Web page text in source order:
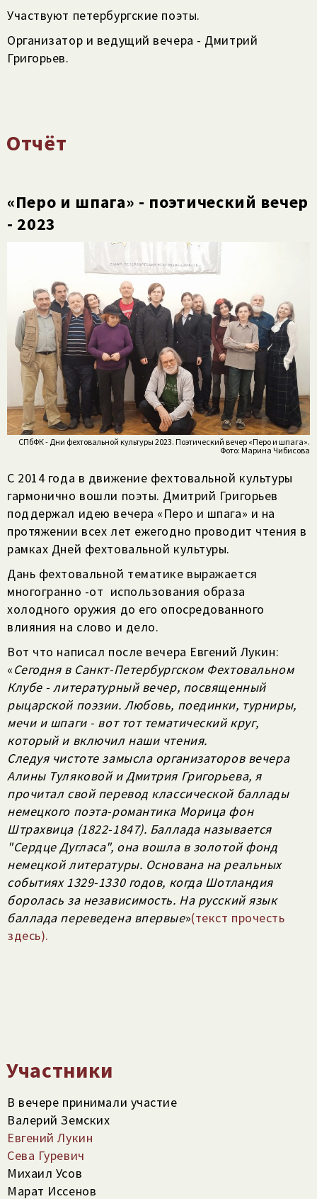
Участвуют петербургские поэты.
Организатор и ведущий вечера - Дмитрий
Григорьев.
Отчёт
«Перо и шпага» - поэтический вечер
- 2023
СПбФК - Дни фехтовальной культуры 2023. Поэтический вечер «Перо и шпага».
Фото: Марина Чибисова
С 2014 года в движение фехтовальной культуры
гармонично вошли поэты. Дмитрий Григорьев
поддержал идею вечера «Перо и шпага» и на
протяжении всех лет ежегодно проводит чтения в
рамках Дней фехтовальной культуры.
Дань фехтовальной тематике выражается
многогранно -от использования образа
холодного оружия до его опосредованного
влияния на слово и дело.
Вот что написал после вечера Евгений Лукин:
«Сегодня в Санкт-Петербургском Фехтовальном
Клубе - литературный вечер, посвященный
рыцарской поэзии. Любовь, поединки, турниры,
мечи и шпаги - вот тот тематический круг,
который и включил наши чтения.
Следуя чистоте замысла организаторов вечера
Алины Туляковой и Дмитрия Григорьева, я
прочитал свой перевод классической баллады
немецкого поэта-романтика Морица фон
Штрахвица (1822-1847). Баллада называется
"Сердце Дугласа", она вошла в золотой фонд
немецкой литературы. Основана на реальных
событиях 1329-1330 годов, когда Шотландия
боролась за независимость. На русский язык
баллада переведена впервые»(текст прочесть
здесь).
Участники
В вечере принимали участие
Валерий Земских
Евгений Лукин
Сева Гуревич
Михаил Усов
Марат Иссенов